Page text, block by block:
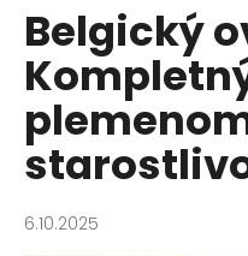
Belgický
6.10.2025
o
p
o
t
r
e
b